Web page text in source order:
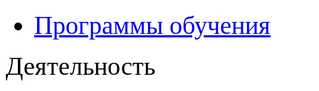
Программы обучения
Деятельность